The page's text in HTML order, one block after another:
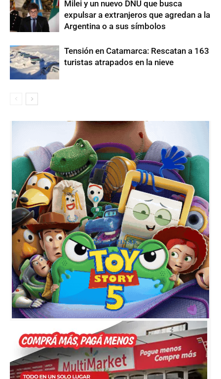
Milei y un nuevo DNU que busca
expulsar a extranjeros que agredan a la
Argentina o a sus símbolos
Tensión en Catamarca: Rescatan a 163
turistas atrapados en la nieve